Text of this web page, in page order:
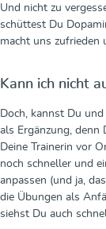
Und nicht zu
schüttest Du
macht uns zufrieden
Kann ich nicht
Doch, kannst Du
als Ergänzung, denn
Deine Trainerin vor
noch schneller und
anpassen (und ja,
die Übungen als
siehst Du auch